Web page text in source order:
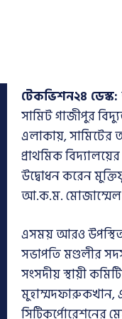
টেকভিশন২৪ ডেস্ক:
সামিট গাজীপুর
এলাকায়, সামিটের
প্রাথমিক
উদ্বোধন করেন
আ.ক.ম. মোজাম্মেল
এসময় আরও
সভাপতি মণ্ডলীর
সংসদীয় স্থায়ী
মুহাম্মদফারুকখান,
সিটিকর্পোরেশনের